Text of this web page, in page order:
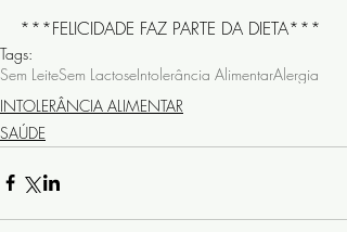
***FELICIDADE FAZ PARTE DA DIETA***
Tags:
Sem LeiteSem LactoseIntolerância AlimentarAlergia
INTOLERÂNCIA ALIMENTAR
SAÚDE